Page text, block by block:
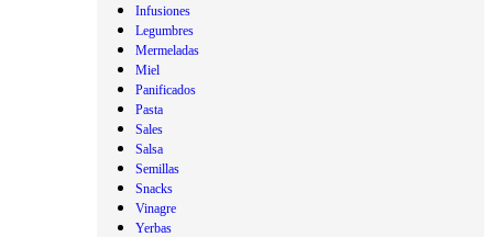
Infusiones
Legumbres
Mermeladas
Miel
Panificados
Pasta
Sales
Salsa
Semillas
Snacks
Vinagre
Yerbas